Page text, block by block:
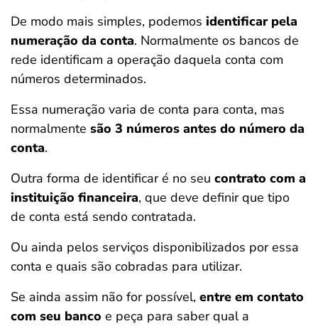
De modo mais simples, podemos identificar pela
numeração da conta. Normalmente os bancos de
rede identificam a operação daquela conta com
números determinados.
Essa numeração varia de conta para conta, mas
normalmente são 3 números antes do número da
conta.
Outra forma de identificar é no seu contrato com a
instituição financeira, que deve definir que tipo
de conta está sendo contratada.
Ou ainda pelos serviços disponibilizados por essa
conta e quais são cobradas para utilizar.
Se ainda assim não for possível, entre em contato
com seu banco e peça para saber qual a